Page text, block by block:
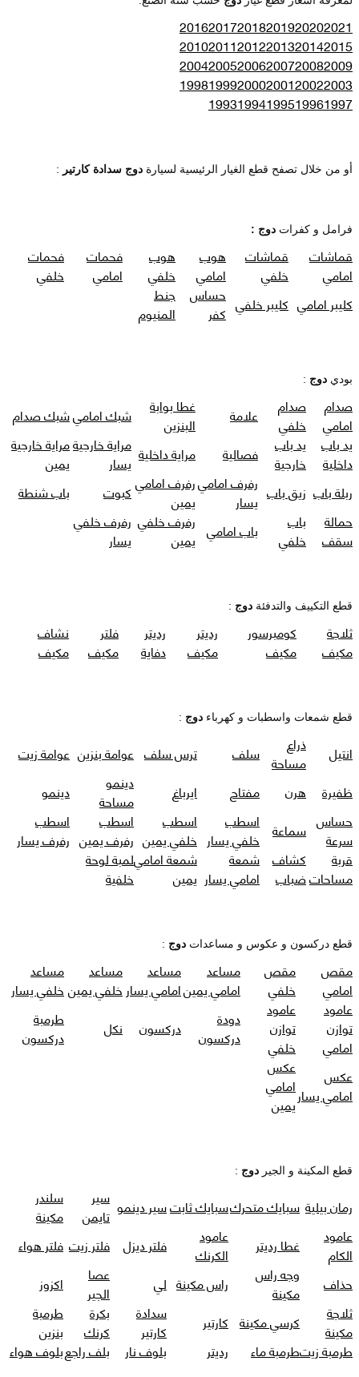
2021
2020
2019
2018
2017
2016
2015
2014
2013
2012
2011
2010
2009
2008
2007
2006
2005
2004
2003
2002
2001
2000
1999
1998
1997
1996
1995
1994
1993
أو من خلال تصفح قطع الغيار الرئيسية لسيارة دوج سدادة كارتير :
فرامل و كفرات دوج :
قماشات
امامي
قماشات
خلفي
هوب
امامي
هوب
خلفي
فحمات
امامي
فحمات
خلفي
كليبر امامي كليبر خلفي حساس
كفر
جنط
المنيوم
بودي دوج :
صدام
امامي
صدام
خلفي
علامة
غطا بوابة
البنزين
شبك اماميشبك صدام
يد باب
داخلية
يد باب
خارجية
فصالية مراية داخلية مراية خارجية
يسار
مراية خارجية
يمين
ربلة باب زيق باب رفرف امامي
يسار
رفرف امامي
يمين
كبوت
باب شنطة
حمالة
سقف
باب
خلفي
باب امامي رفرف خلفي
يمين
رفرف خلفي
يسار
قطع التكييف والتدفئة دوج :
ثلاجة
مكيف
كومبرسور
مكيف
رديتر
مكيف
رديتر
دفاية
فلتر
مكيف
نشاف
مكيف
قطع شمعات واسطبات و كهرباء دوج :
انتيل
ذراع
مساحة سلف ترس سلف عوامة بنزين عوامة زيت
ظفيرة
هرن مفتاح ايرباغ
دينمو
مساحة
دينمو
حساس
سرعة
سماعة اسطب
خلفي يسار
اسطب
خلفي يمين
اسطب
رفرف يمين
اسطب
رفرف يسار
قربة
مساحات
كشاف
ضباب
شمعة
امامي يسار
شمعة امامي
يمين
لمبة لوحة
خلفية
قطع دركسون و عكوس و مساعدات دوج :
مقص
امامي
مقص
خلفي
مساعد
امامي يمين
مساعد
امامي يسار
مساعد
خلفي يمين
مساعد
خلفي يسار
عامود
توازن
امامي
عامود
توازن
خلفي
دودة
دركسون
دركسون نكل
طرمبة
دركسون
عكس
امامي يسار
عكس
امامي
يمين
قطع المكينة و الجير دوج :
رمان بيلية سبايك متحركسبايك ثابتسير دينمو سير
تايمن
سلندر
مكينة
عامود
الكام
غطا رديتر
عامود
الكرنك
فلتر ديزل فلتر زيت فلتر هواء
حذاف
وجه راس
مكينة
راس مكينة لي
عصا
الجير
اكزوز
ثلاجة
مكينة
كرسي مكينة كارتير
سدادة
كارتير
بكرة
كرنك
طرمبة
بنزين
طرمبة زيتطرمبة ماء رديتر بلوف نار بلف راجعبلوف هواء